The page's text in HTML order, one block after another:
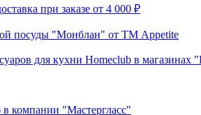
при заказе от 4 000 ₽
посуды "Монблан" от ТМ Appetite
для кухни Homeclub в
в компании "Мастергласс"